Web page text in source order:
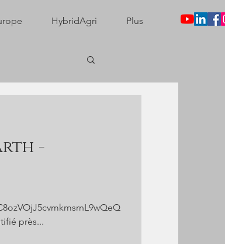
HybridAgri Plus
-
près...